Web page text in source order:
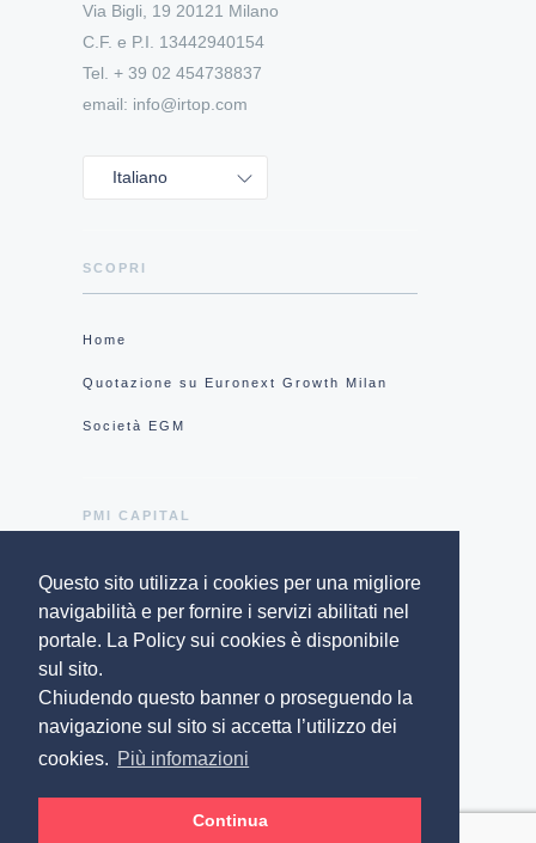
Questo sito utilizza i cookies per una migliore
navigabilità e per fornire i servizi abilitati nel
portale. La Policy sui cookies è disponibile
sul sito.
Chiudendo questo banner o proseguendo la
navigazione sul sito si accetta l’utilizzo dei
cookies. Più infomazioni
Continua
Via Bigli, 19 20121 Milano
C.F. e P.I. 13442940154
Tel. + 39 02 454738837
email: info@irtop.com
Italiano
SCOPRI
Home
Quotazione su Euronext Growth Milan
Società EGM
PMI CAPITAL
Chi siamo
Gruppo IR Top Consulting
Privacy Policy
Cookie policy
Contatti